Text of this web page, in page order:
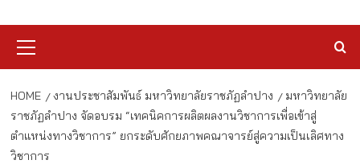
Menu
HOME งานประชาสัมพันธ์ มหาวิทยาลัยราชภัฏลำปาง
มหาวิทยาลัย
ราชภัฏลำปาง จัดอบรม “เทคนิคการผลิตผลงานวิชาการเพื่อเข้าสู่
ตำแหน่งทางวิชาการ” ยกระดับศักยภาพคณาจารย์สู่ความเป็นเลิศทาง
วิชาการ